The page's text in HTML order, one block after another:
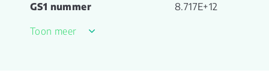
GS1 nummer 8.717E+12
Garantie Woongebruik
Toon meer